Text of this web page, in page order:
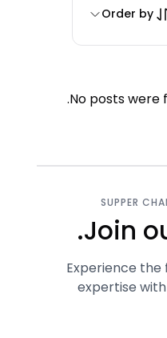
Order by
No posts were
SUPPER
Join
Experience the
expertise